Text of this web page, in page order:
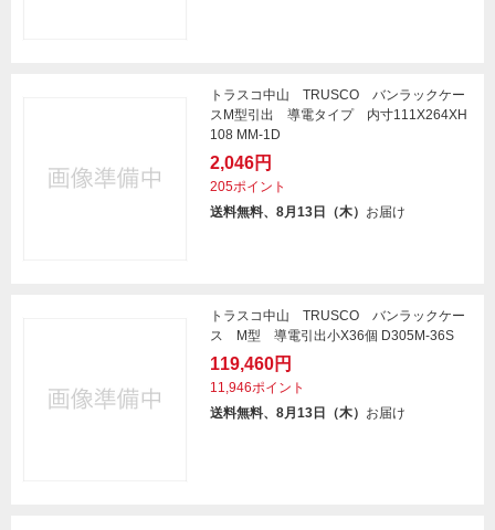
トラスコ中山 TRUSCO バンラックケー
スM型引出 導電タイプ 内寸111X264XH
108 MM-1D
2,046円
205ポイント
送料無料、8月13日（木） お届け
トラスコ中山 TRUSCO バンラックケー
ス M型 導電引出小X36個 D305M-36S
119,460円
11,946ポイント
送料無料、8月13日（木） お届け